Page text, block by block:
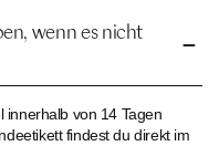
wenn es nicht
innerhalb von 14 Tagen
findest du direkt im